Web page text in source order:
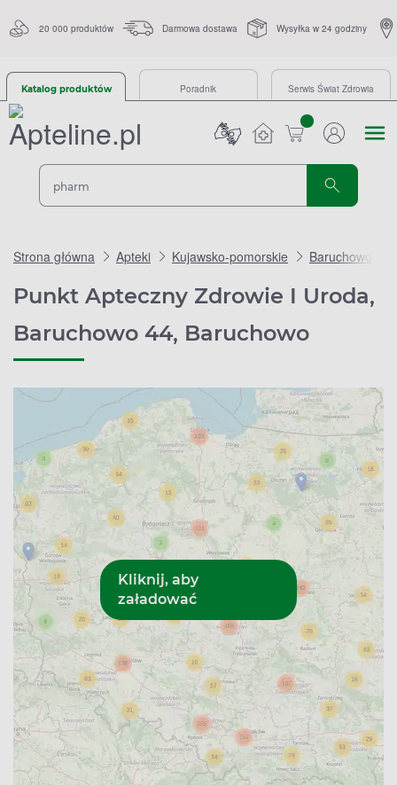
20 000 produktów Darmowa dostawa Wysyłka w 24 godziny
Katalog produktów Poradnik Serwis Świat Zdrowia
sztuk
Strona główna Apteki Kujawsko-pomorskie Baruchowo
Punkt Apteczny Zdrowie I Uroda,
Baruchowo 44, Baruchowo